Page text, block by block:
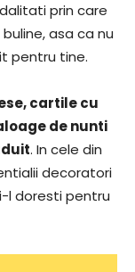
prin care
asa ca nu
pentru tine.
cartile cu
de nunti
. In cele din
decoratori
l doresti pentru